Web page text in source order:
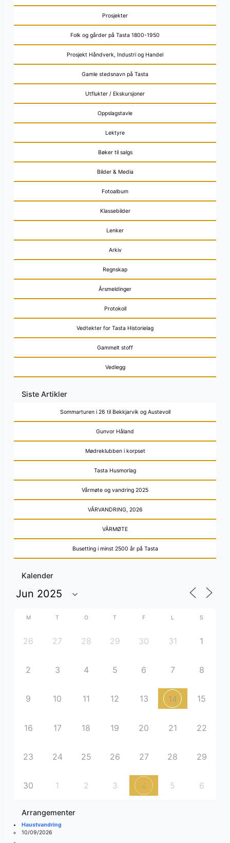
Prosjekter
Folk og gårder på Tasta 1800-1950
Prosjekt Håndverk, Industri og Handel
Gamle stedsnavn på Tasta
Utflukter / Ekskursjoner
Oppslagstavle
Lektyre
Bøker til salgs
Bilder & Media
Fotoalbum
Klassebilder
Lenker
Arkiv
Regnskap
Årsmeldinger
Protokoll
Vedtekter for Tasta Historielag
Gammelt stoff
Vedlegg
Siste Artikler
Sommarturen i 26 til Bekkjarvik og Austevoll
Gunvor Håland
Mødreklubben i korpset
Tasta Husmorlag
Vårmøte og vandring 2025
VÅRVANDRING, 2026
VÅRMØTE
Busetting i minst 2500 år på Tasta
Kalender
M T O T F L S
26 27 28 29 30 31 1
2 3 4 5 6 7 8
9 10 11 12 13 14 15
16 17 18 19 20 21 22
23 24 25 26 27 28 29
30 1 2 3 4 5 6
Arrangementer
Haustvandring
10/09/2026